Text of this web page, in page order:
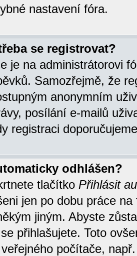
nastavení fóra.
se registrovat?
je na administrátorovi
Samozřejmě, že
anonymním
posílání e-mailů
registraci
odhlášen?
tlačítko Přihlásit
jen po dobu práce
jiným. Abyste
přihlašujete. Toto
počítače,